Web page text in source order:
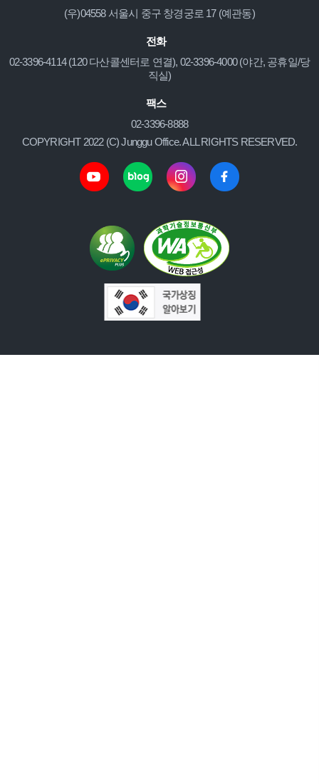
(우)04558 서울시 중구 창경궁로 17 (예관동)
전화
02-3396-4114 (120 다산콜센터로 연결), 02-3396-4000 (야간, 공휴일/당
직실)
팩스
02-3396-8888
COPYRIGHT 2022 (C) Junggu Office. ALL RIGHTS RESERVED.